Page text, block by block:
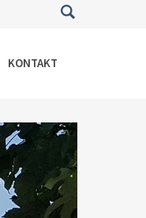
KONTAKT